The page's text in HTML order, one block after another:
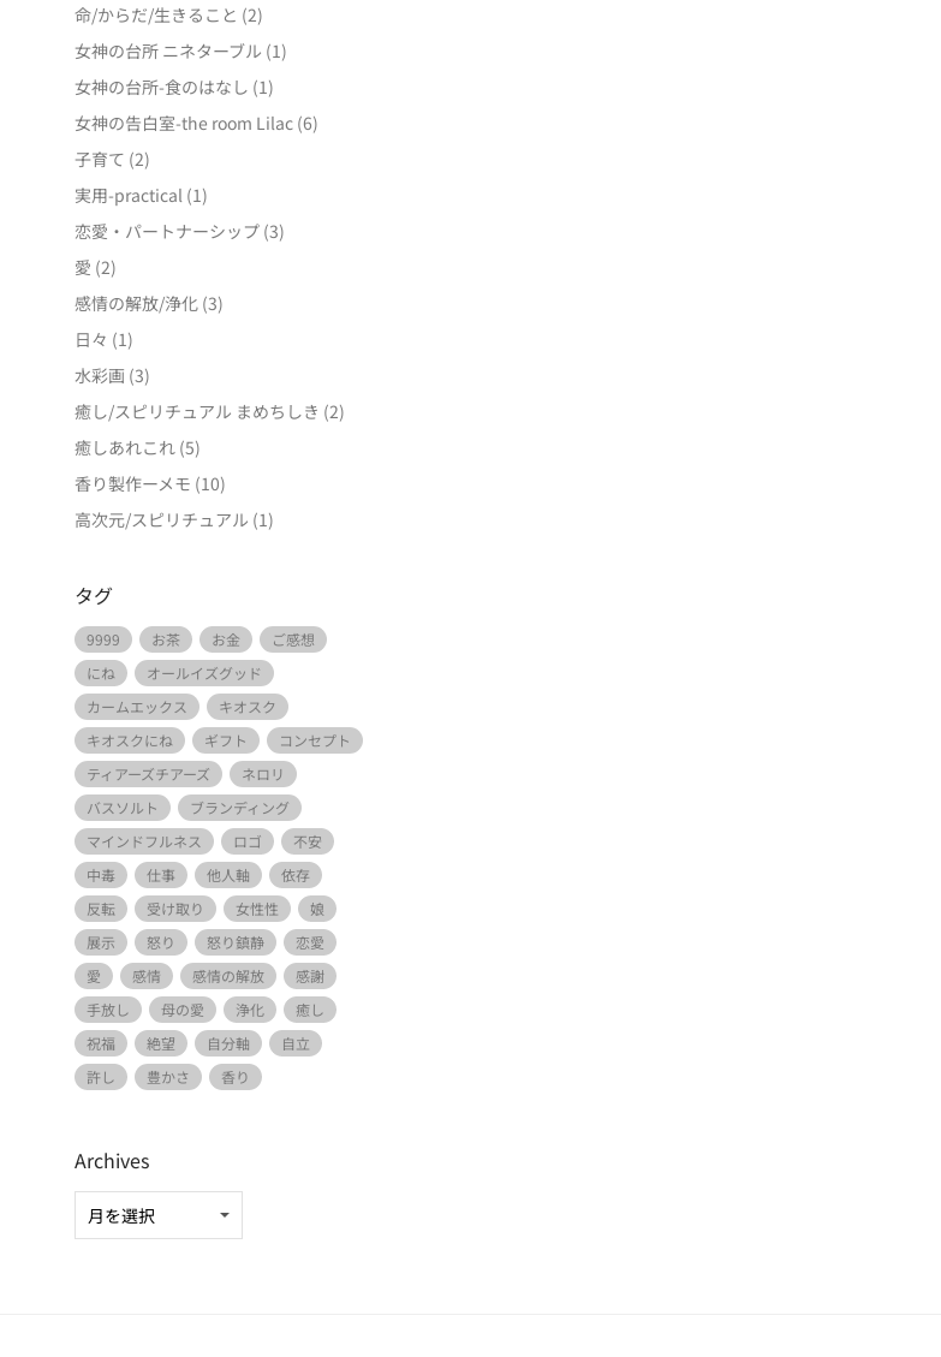
命/からだ/生きること (2)
女神の台所 ニネターブル (1)
女神の台所-食のはなし (1)
女神の告白室-the room Lilac (6)
子育て (2)
実用-practical (1)
恋愛・パートナーシップ (3)
愛 (2)
感情の解放/浄化 (3)
日々 (1)
水彩画 (3)
癒し/スピリチュアル まめちしき (2)
癒しあれこれ (5)
香り製作ーメモ (10)
高次元/スピリチュアル (1)
タグ
9999 お茶 お金
ご感想
にね
オールイズグッド
カームエックス
キオスク
キオスクにね
ギフト
コンセプト
ティアーズチアーズ
ネロリ
バスソルト
ブランディング
マインドフルネス
ロゴ
不安
中毒
仕事 他人軸
依存
反転
受け取り 女性性
娘
展示
怒り 怒り鎮静
恋愛
愛
感情 感情の解放
感謝
手放し
母の愛 浄化
癒し
祝福
絶望 自分軸
自立
許し
豊かさ 香り
Archives